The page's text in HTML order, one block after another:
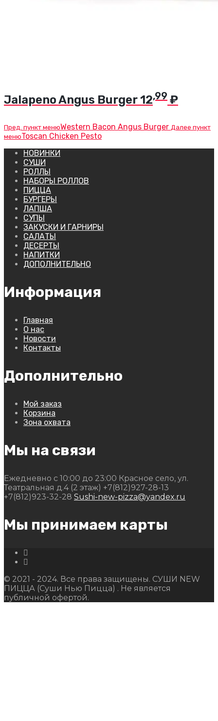
Jalapeno Angus Burger12,99 ₽
Пред. пункт менюWestern Bacon Angus Burger Далее пункт
менюToscan Chicken Pesto
НОВИНКИ
СУШИ
РОЛЛЫ
НАБОРЫ РОЛЛОВ
ПИЦЦА
БУРГЕРЫ
ЛАПША
СУПЫ
ЗАКУСКИ И ГАРНИРЫ
САЛАТЫ
ДЕСЕРТЫ
НАПИТКИ
ДОПОЛНИТЕЛЬНО
Информация
Главная
О нас
Новости
Контакты
Дополнительно
Мой заказ
Корзина
Зона охвата
Мы на связи
Ежедневно с 10:00 до 23:00 Красное село, ул.
Театральная д.4 (2 этаж) +7(812)927-28-13
+7(812)923-32-28 Sushi-new-pizza@yandex.ru
Мы принимаем карты
© 2021 - 2024. Все права защищены. СУШИ NEW
ПИЦЦА (Суши Нью Пицца) . Не является
публичной офертой.